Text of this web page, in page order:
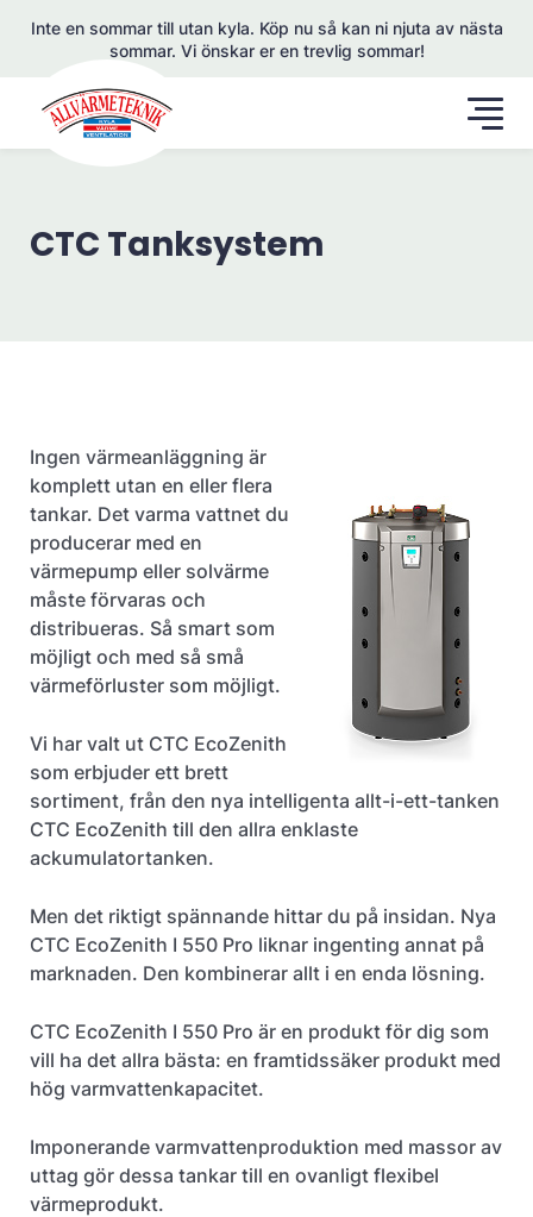
Inte en sommar till utan kyla. Köp nu så kan ni njuta av nästa
sommar. Vi önskar er en trevlig sommar!
CTC Tanksystem
Ingen värmeanläggning är
komplett utan en eller flera
tankar. Det varma vattnet du
producerar med en
värmepump eller solvärme
måste förvaras och
distribueras. Så smart som
möjligt och med så små
värmeförluster som möjligt.
Vi har valt ut CTC EcoZenith
som erbjuder ett brett
sortiment, från den nya intelligenta allt-i-ett-tanken
CTC EcoZenith till den allra enklaste
ackumulatortanken.
Men det riktigt spännande hittar du på insidan. Nya
CTC EcoZenith I 550 Pro liknar ingenting annat på
marknaden. Den kombinerar allt i en enda lösning.
CTC EcoZenith I 550 Pro är en produkt för dig som
vill ha det allra bästa: en framtidssäker produkt med
hög varmvattenkapacitet.
Imponerande varmvattenproduktion med massor av
uttag gör dessa tankar till en ovanligt flexibel
värmeprodukt.